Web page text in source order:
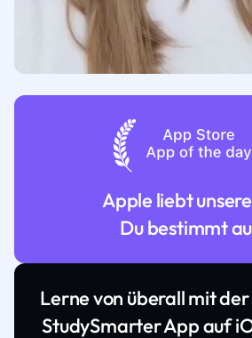
Apple liebt
Du bestimmt
Lerne von überall mit
StudySmarter App auf